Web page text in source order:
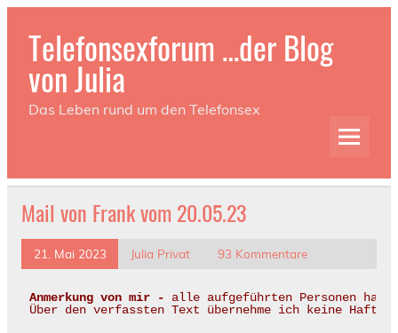
Telefonsexforum …der Blog
von Julia
Das Leben rund um den Telefonsex
Mail von Frank vom 20.05.23
21. Mai 2023 Julia Privat 93 Kommentare
Anmerkung von mir - alle aufgeführten Personen
Über den verfassten Text übernehme ich keine